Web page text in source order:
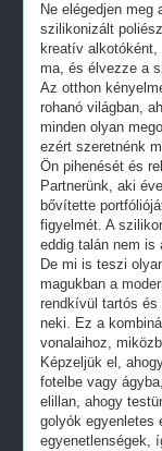
Ne elégedjen
szilikonizált
kreatív
ma, és élvezze a
Az otthon
rohanó világban,
minden olyan
ezért szeretnénk
Ön pihenését és
Partnerünk, aki
bővítette
figyelmét. A
eddig talán nem is
De mi is teszi
magukban a
rendkívül tartós és
neki. Ez a
vonalaihoz,
Képzeljük el,
fotelbe vagy
elillan, ahogy
golyók egyenletes
egyenetlenségek,